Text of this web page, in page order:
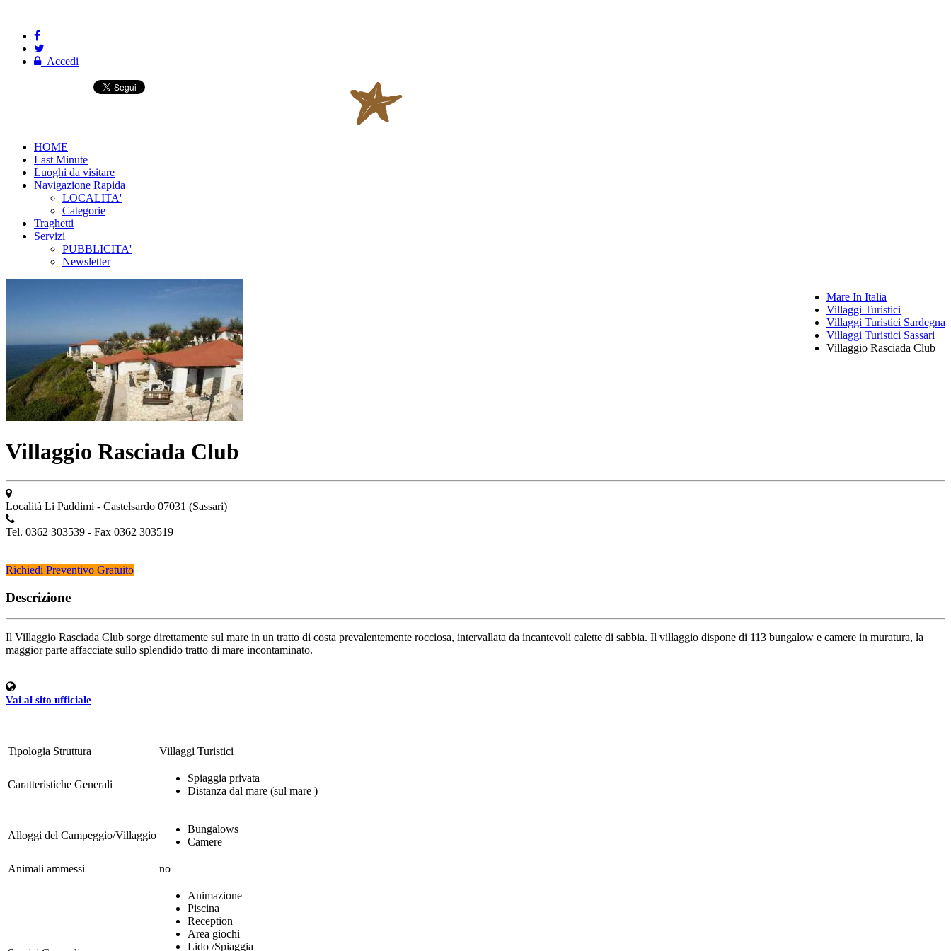
Accedi
HOME
Last Minute
Luoghi da visitare
Navigazione Rapida
LOCALITA'
Categorie
Traghetti
Servizi
PUBBLICITA'
Newsletter
Mare In Italia
Villaggi Turistici
Villaggi Turistici Sardegna
Villaggi Turistici Sassari
Villaggio Rasciada Club
Villaggio Rasciada Club
Località Li Paddimi - Castelsardo 07031 (Sassari)
Tel. 0362 303539 - Fax 0362 303519
Richiedi Preventivo Gratuito
Descrizione
Il Villaggio Rasciada Club sorge direttamente sul mare in un tratto di costa prevalentemente rocciosa, intervallata da incantevoli calette di sabbia. Il villaggio dispone di 113 bungalow e camere in muratura, la
maggior parte affacciate sullo splendido tratto di mare incontaminato.
Vai al sito ufficiale
Tipologia Struttura Villaggi Turistici
Caratteristiche Generali
Spiaggia privata
Distanza dal mare (sul mare )
Alloggi del Campeggio/Villaggio
Bungalows
Camere
Animali ammessi no
Animazione
Piscina
Reception
Area giochi
Lido /Spiaggia